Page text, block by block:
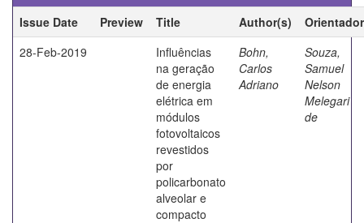
Issue Date
Preview Title Author(s)
Orientador
28-Feb-2019
Influências
na geração
de energia
elétrica em
módulos
fotovoltaicos
revestidos
por
policarbonato
alveolar e
compacto
Bohn,
Carlos
Adriano
Souza,
Samuel
Nelson
Melegari
de